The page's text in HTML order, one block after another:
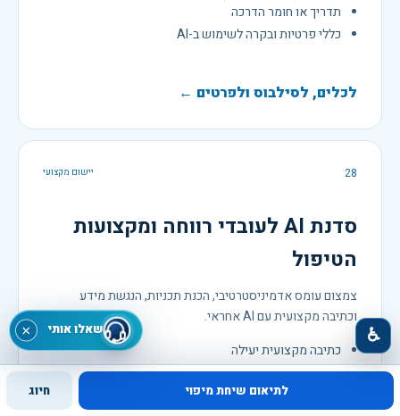
תדריך או חומר הדרכה
כללי פרטיות ובקרה לשימוש ב-AI
לכלים, לסילבוס ולפרטים ←
28 יישום מקצועי
סדנת AI לעובדי רווחה ומקצועות
הטיפול
צמצום עומס אדמיניסטרטיבי, הכנת תכניות, הנגשת מידע
וכתיבה מקצועית עם AI אחראי.
כתיבה מקצועית יעילה
חומרי הסבר והנגשת זכויות
פרוטוקול שימוש בטוח במידע רגיש
לתיאום שיחת מיפוי חיוג
שאלו אותי × ♿